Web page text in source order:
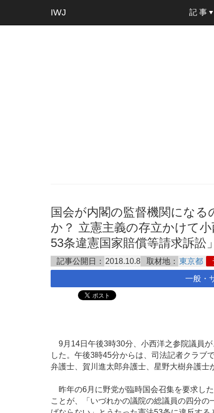
IWJ 記 事
国会が内閣の監督機関にな
か？ 立憲主義の存立かけて
53条違憲国家賠償等請求訴訟
記事公開日： 2018.10.8 取材地： 東京都
一般・
9月14日午後3時30分、小西洋之参院議員
した。午後3時45分からは、司法記者クラブ
弁護士、賀川進太郎弁護士、星野大樹弁護士
昨年の6月に野党が臨時国会召集を要求し
ことが、「いづれかの議院の総議員の四分